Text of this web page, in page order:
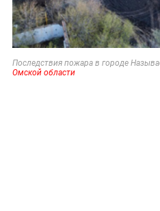
Последствия пожара в городе
Омской области